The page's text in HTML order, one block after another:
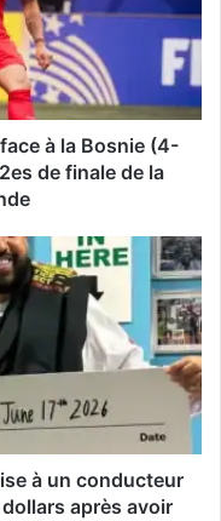
à la Bosnie (4-
de finale de la
à un conducteur
après avoir